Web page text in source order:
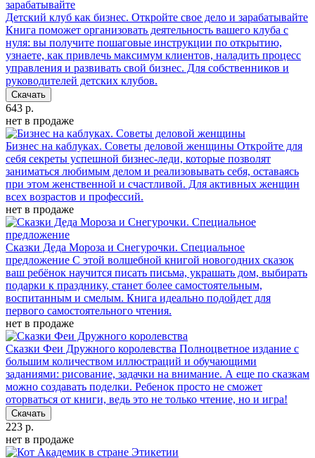
Детский клуб как бизнес. Откройте свое дело и зарабатывайте
Книга поможет организовать деятельность вашего клуба с
нуля: вы получите пошаговые инструкции по открытию,
узнаете, как привлечь максимум клиентов, наладить процесс
управления и развивать свой бизнес. Для собственников и
руководителей детских клубов.
Скачать
643 р.
нет в продаже
Бизнес на каблуках. Советы деловой женщины Откройте для
себя секреты успешной бизнес-леди, которые позволят
заниматься любимым делом и реализовывать себя, оставаясь
при этом женственной и счастливой. Для активных женщин
всех возрастов и профессий.
нет в продаже
Сказки Деда Мороза и Снегурочки. Специальное
предложение С этой волшебной книгой новогодних сказок
ваш ребёнок научится писать письма, украшать дом, выбирать
подарки к празднику, станет более самостоятельным,
воспитанным и смелым. Книга идеально подойдет для
первого самостоятельного чтения.
нет в продаже
Сказки Феи Дружного королевства Полноцветное издание с
большим количеством иллюстраций и обучающими
заданиями: рисование, задачки на внимание. А еще по сказкам
можно создавать поделки. Ребенок просто не сможет
оторваться от книги, ведь это не только чтение, но и игра!
Скачать
223 р.
нет в продаже